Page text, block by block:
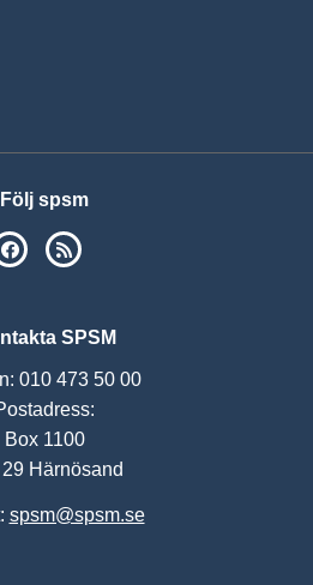
Följ spsm
SPSM på Facebook
SPSM
010 473 50 00
Box 1100
Härnösand
spsm@spsm.se